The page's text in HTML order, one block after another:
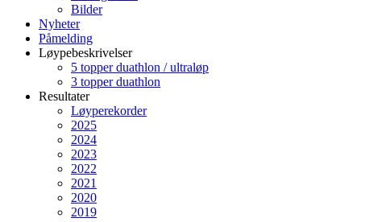
Bilder
Nyheter
Påmelding
Løypebeskrivelser
5 topper duathlon / ultraløp
3 topper duathlon
Resultater
Løyperekorder
2025
2024
2023
2022
2021
2020
2019